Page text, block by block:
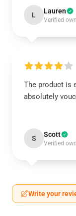
L Lauren
Verified
The product is
absolutely
S Scott
Verified
Write your